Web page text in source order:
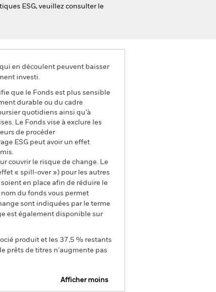
ESG, veuillez consulter le
en découlent peuvent baisser
investi.
que le Fonds est plus sensible
durable ou du cadre
quotidiens ainsi qu’à
Le Fonds vise à exclure les
de procéder
ESG peut avoir un effet
couvrir le risque de change. Le
« spill-over ») pour les autres
en place afin de réduire le
du fonds vous permet
sont indiquées par le terme
est également disponible sur
produit et les 37,5 % restants
prêts de titres n'augmente pas
Afficher moins